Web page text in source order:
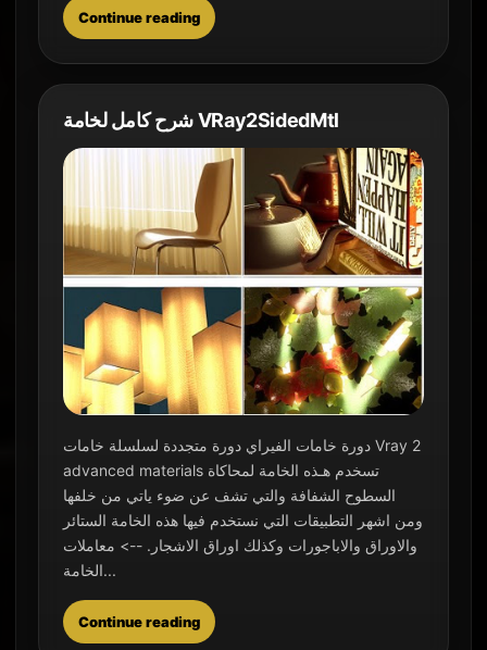
Continue reading
شرح كامل لخامة VRay2SidedMtl
دورة خامات الفيراي دورة متجددة لسلسلة خامات Vray 2
advanced materials تسخدم هـذه الخامة لمحاكاة
السطوح الشفافة والتي تشف عن ضوء ياتي من خلفها
ومن اشهر التطبيقات التي نستخدم فيها هذه الخامة الستائر
والاوراق والاباجورات وكذلك اوراق الاشجار. --> معاملات
الخامة...
Continue reading